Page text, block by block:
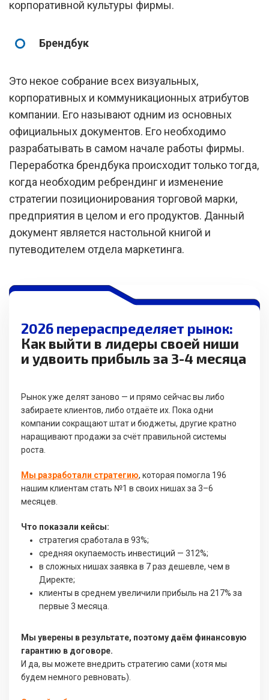
корпоративной культуры фирмы.
Брендбук
Это некое собрание всех визуальных,
корпоративных и коммуникационных атрибутов
компании. Его называют одним из основных
официальных документов. Его необходимо
разрабатывать в самом начале работы фирмы.
Переработка брендбука происходит только тогда,
когда необходим ребрендинг и изменение
стратегии позиционирования торговой марки,
предприятия в целом и его продуктов. Данный
документ является настольной книгой и
путеводителем отдела маркетинга.
2026 перераспределяет рынок:
Как выйти в лидеры своей ниши
и удвоить прибыль за 3-4 месяца
Рынок уже делят заново — и прямо сейчас вы либо
забираете клиентов, либо отдаёте их. Пока одни
компании сокращают штат и бюджеты, другие кратно
наращивают продажи за счёт правильной системы
роста.
Мы разработали стратегию, которая помогла 196
нашим клиентам стать №1 в своих нишах за 3–6
месяцев.
Что показали кейсы:
стратегия сработала в 93%;
средняя окупаемость инвестиций — 312%;
в сложных нишах заявка в 7 раз дешевле, чем в
Директе;
клиенты в среднем увеличили прибыль на 217% за
первые 3 месяца.
Мы уверены в результате, поэтому даём финансовую
гарантию в договоре.
И да, вы можете внедрить стратегию сами (хотя мы
будем немного ревновать).